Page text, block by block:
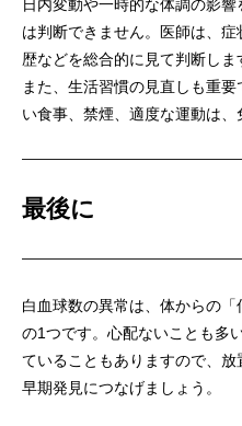
日内変動や一時的な体調の影
は判断できません。医師は、
歴などを総合的に見て判断しま
また、生活習慣の見直しも重
い食事、禁煙、適度な運動は、
最後に
白血球数の異常は、体からの
の1つです。心配ないことも多
ていることもありますので、
早期発見につなげましょう。